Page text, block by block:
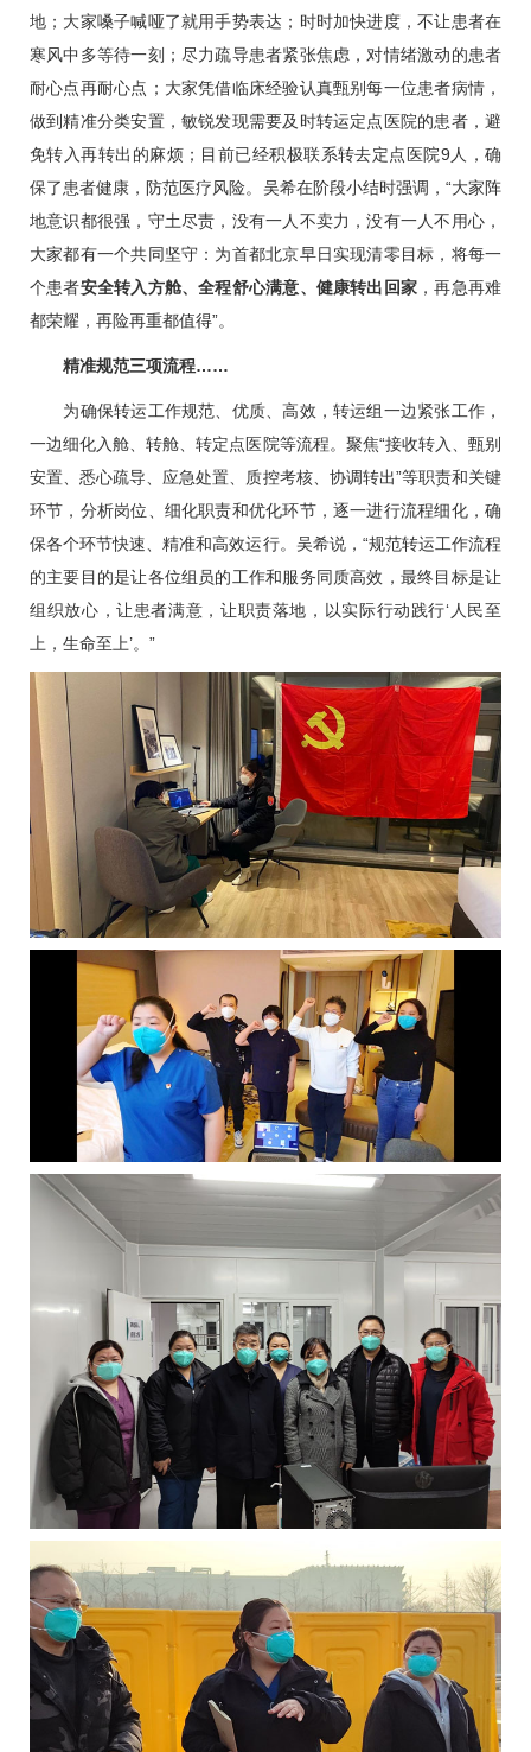
地；大家嗓子喊哑了就用手势表达；时时加快进度，不让患者在
寒风中多等待一刻；尽力疏导患者紧张焦虑，对情绪激动的患者
耐心点再耐心点；大家凭借临床经验认真甄别每一位患者病情，
做到精准分类安置，敏锐发现需要及时转运定点医院的患者，避
免转入再转出的麻烦；目前已经积极联系转去定点医院9人，确
保了患者健康，防范医疗风险。 吴希在阶段小结时强调，“大家阵
地意识都很强，守土尽责，没有一人不卖力，没有一人不用心，
大家都有一个共同坚守：为首都北京早日实现清零目标，将每一
个患者安全转入方舱、全程舒心满意、健康转出回家 ，再急再难
都荣耀，再险再重都值得”。
精准规范三项流程……
为确保转运工作规范、优质、高效，转运组一边紧张工作，
一边细化入舱、转舱、转定点医院等流程。聚焦“接收转入、甄别
安置、悉心疏导、应急处置、质控考核、协调转出”等职责和关键
环节，分析岗位、细化职责和优化环节，逐一进行流程细化，确
保各个环节快速、精准和高效运行。 吴希说，“规范转运工作流程
的主要目的是让各位组员的工作和服务同质高效，最终目标是让
组织放心，让患者满意，让职责落地，以实际行动践行‘人民至
上，生命至上’。”